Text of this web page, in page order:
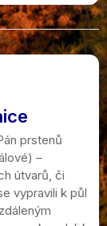
prstenů
–
útvarů, či
vypravili k půl